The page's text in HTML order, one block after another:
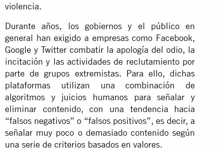
violencia.
Durante años, los gobiernos y el público en
general han exigido a empresas como Facebook,
Google y Twitter combatir la apología del odio, la
incitación y las actividades de reclutamiento por
parte de grupos extremistas. Para ello, dichas
plataformas utilizan una combinación de
algoritmos y juicios humanos para señalar y
eliminar contenido, con una tendencia hacia
“falsos negativos” o “falsos positivos”, es decir, a
señalar muy poco o demasiado contenido según
una serie de criterios basados en valores.